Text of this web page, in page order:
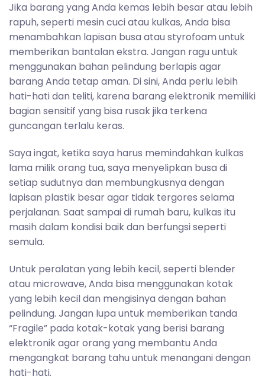
Jika barang yang Anda kemas lebih besar atau lebih
rapuh, seperti mesin cuci atau kulkas, Anda bisa
menambahkan lapisan busa atau styrofoam untuk
memberikan bantalan ekstra. Jangan ragu untuk
menggunakan bahan pelindung berlapis agar
barang Anda tetap aman. Di sini, Anda perlu lebih
hati-hati dan teliti, karena barang elektronik memiliki
bagian sensitif yang bisa rusak jika terkena
guncangan terlalu keras.
Saya ingat, ketika saya harus memindahkan kulkas
lama milik orang tua, saya menyelipkan busa di
setiap sudutnya dan membungkusnya dengan
lapisan plastik besar agar tidak tergores selama
perjalanan. Saat sampai di rumah baru, kulkas itu
masih dalam kondisi baik dan berfungsi seperti
semula.
Untuk peralatan yang lebih kecil, seperti blender
atau microwave, Anda bisa menggunakan kotak
yang lebih kecil dan mengisinya dengan bahan
pelindung. Jangan lupa untuk memberikan tanda
“Fragile” pada kotak-kotak yang berisi barang
elektronik agar orang yang membantu Anda
mengangkat barang tahu untuk menangani dengan
hati-hati.